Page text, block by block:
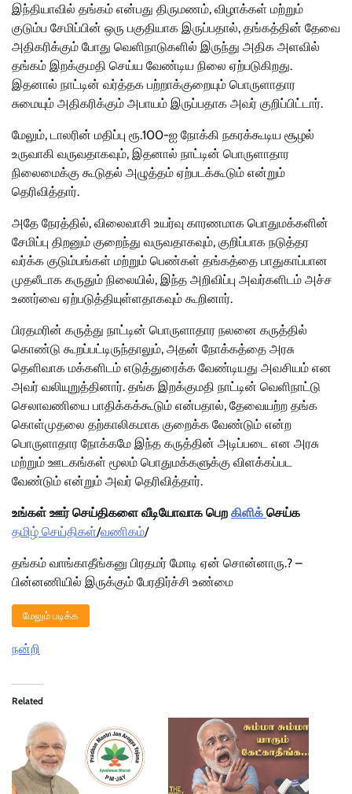
இந்தியாவில் தங்கம் என்பது திருமணம், விழாக்கள் மற்றும்
குடும்ப சேமிப்பின் ஒரு பகுதியாக இருப்பதால், தங்கத்தின் தேவை
அதிகரிக்கும் போது வெளிநாடுகளில் இருந்து அதிக அளவில்
தங்கம் இறக்குமதி செய்ய வேண்டிய நிலை ஏற்படுகிறது.
இதனால் நாட்டின் வர்த்தக பற்றாக்குறையும் பொருளாதார
சுமையும் அதிகரிக்கும் அபாயம் இருப்பதாக அவர் குறிப்பிட்டார்.
மேலும், டாலரின் மதிப்பு ரூ.100-ஐ நோக்கி நகரக்கூடிய சூழல்
உருவாகி வருவதாகவும், இதனால் நாட்டின் பொருளாதார
நிலைமைக்கு கூடுதல் அழுத்தம் ஏற்படக்கூடும் என்றும்
தெரிவித்தார்.
அதே நேரத்தில், விலைவாசி உயர்வு காரணமாக பொதுமக்களின்
சேமிப்பு திறனும் குறைந்து வருவதாகவும், குறிப்பாக நடுத்தர
வர்க்க குடும்பங்கள் மற்றும் பெண்கள் தங்கத்தை பாதுகாப்பான
முதலீடாக கருதும் நிலையில், இந்த அறிவிப்பு அவர்களிடம் அச்ச
உணர்வை ஏற்படுத்தியுள்ளதாகவும் கூறினார்.
பிரதமரின் கருத்து நாட்டின் பொருளாதார நலனை கருத்தில்
கொண்டு கூறப்பட்டிருந்தாலும், அதன் நோக்கத்தை அரசு
தெளிவாக மக்களிடம் எடுத்துரைக்க வேண்டியது அவசியம் என
அவர் வலியுறுத்தினார். தங்க இறக்குமதி நாட்டின் வெளிநாட்டு
செலாவணியை பாதிக்கக்கூடும் என்பதால், தேவையற்ற தங்க
கொள்முதலை தற்காலிகமாக குறைக்க வேண்டும் என்ற
பொருளாதார நோக்கமே இந்த கருத்தின் அடிப்படை என அரசு
மற்றும் ஊடகங்கள் மூலம் பொதுமக்களுக்கு விளக்கப்பட
வேண்டும் என்றும் அவர் தெரிவித்தார்.
உங்கள் ஊர் செய்திகளை வீடியோவாக பெற கிளிக் செய்க
தமிழ் செய்திகள்/வணிகம்/
தங்கம் வாங்காதீங்கனு பிரதமர் மோடி ஏன் சொன்னாரு.? –
பின்னணியில் இருக்கும் பேரதிர்ச்சி உண்மை
மேலும் படிக்க
நன்றி
Related